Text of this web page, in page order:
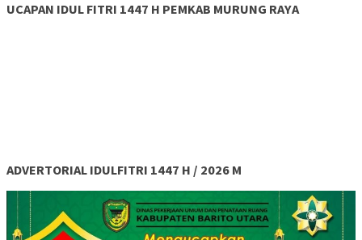
UCAPAN IDUL FITRI 1447 H PEMKAB MURUNG RAYA
ADVERTORIAL IDULFITRI 1447 H / 2026 M